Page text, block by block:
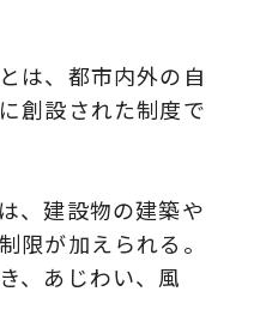
は、都市内外の自
創設された制度で
、建設物の建築や
限が加えられる。
、あじわい、風